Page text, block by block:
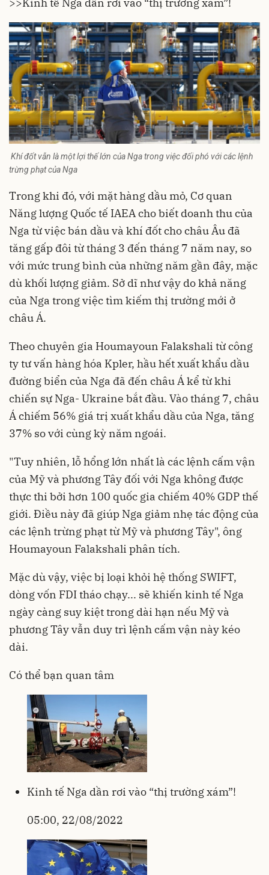
>>Kinh tế Nga dần rơi vào “thị trường xám”!
Khí đốt vẫn là một lợi thế lớn của Nga trong việc đối phó với các lệnh
trừng phạt của Nga
Trong khi đó, với mặt hàng dầu mỏ, Cơ quan
Năng lượng Quốc tế IAEA cho biết doanh thu của
Nga từ việc bán dầu và khí đốt cho châu Âu đã
tăng gấp đôi từ tháng 3 đến tháng 7 năm nay, so
với mức trung bình của những năm gần đây, mặc
dù khối lượng giảm. Sở dĩ như vậy do khả năng
của Nga trong việc tìm kiếm thị trường mới ở
châu Á.
Theo chuyên gia Houmayoun Falakshali từ công
ty tư vấn hàng hóa Kpler, hầu hết xuất khẩu dầu
đường biển của Nga đã đến châu Á kể từ khi
chiến sự Nga- Ukraine bắt đầu. Vào tháng 7, châu
Á chiếm 56% giá trị xuất khẩu dầu của Nga, tăng
37% so với cùng kỳ năm ngoái.
"Tuy nhiên, lỗ hổng lớn nhất là các lệnh cấm vận
của Mỹ và phương Tây đối với Nga không được
thực thi bởi hơn 100 quốc gia chiếm 40% GDP thế
giới. Điều này đã giúp Nga giảm nhẹ tác động của
các lệnh trừng phạt từ Mỹ và phương Tây", ông
Houmayoun Falakshali phân tích.
Mặc dù vậy, việc bị loại khỏi hệ thống SWIFT,
dòng vốn FDI tháo chạy... sẽ khiến kinh tế Nga
ngày càng suy kiệt trong dài hạn nếu Mỹ và
phương Tây vẫn duy trì lệnh cấm vận này kéo
dài.
Có thể bạn quan tâm
Kinh tế Nga dần rơi vào “thị trường xám”!
05:00, 22/08/2022